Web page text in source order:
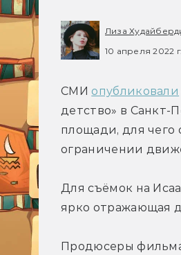
Лиза
10 апреля 2022 г.
СМИ опубликовали
детство» в Санкт-
площади, для чего
ограничении
Для съёмок на
ярко отражающая
Продюсеры